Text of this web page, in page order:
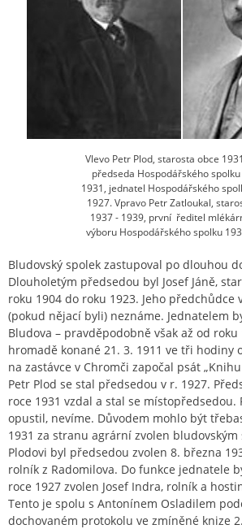
Vlevo Petr Plod, starosta obce
předseda Hospodářského spolku
1931, jednatel Hospodářského
1927. Vpravo Petr Zatloukal,
1937 - 1939, první ředitel
výboru Hospodářského spolku
Bludovský spolek zastupoval po dlouhou
Dlouholetým předsedou byl Josef Jáně,
roku 1904 do roku 1923. Jeho předchůdce
(pokud nějací byli) neznáme. Jednatelem
Bludova – pravděpodobně však až od roku
hromadě konané 21. 3. 1911 ve tři hodiny
na zastávce v Chromči započal psát
Petr Plod se stal předsedou v r. 1927.
roce 1931 vzdal a stal se
opustil, nevíme. Důvodem mohlo být
1931 za stranu agrární zvolen bludovským
Plodovi byl předsedou zvolen 8. března
rolník z Radomilova. Do funkce jednatele
roce 1927 zvolen Josef Indra, rolník a
Tento je spolu s Antonínem Osladilem
dochovaném protokolu ve zmíněné knize